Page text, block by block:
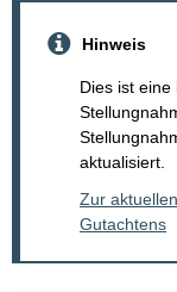
Hinweis
Dies ist eine
aktualisiert.
Zur
Gutachtens